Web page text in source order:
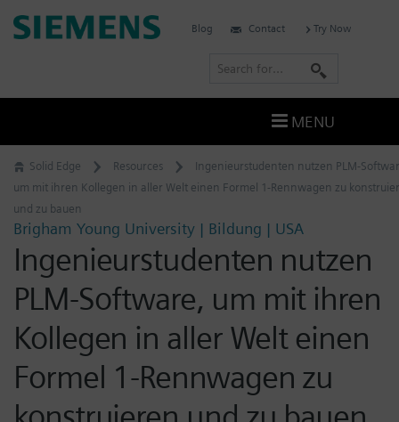
Skip
to
Solid Edge Resources
Ingenieurstudenten nutzen PLM-
um mit ihren Kollegen in aller Welt einen Formel 1-Rennwagen zu
und zu bauen
Brigham Young University | Bildung | USA
Ingenieurstudenten nutzen
PLM-Software, um mit ihren
Kollegen in aller Welt einen
Formel 1-Rennwagen zu
Siemens
Blog Contact Try Now
r
c
h
MENU